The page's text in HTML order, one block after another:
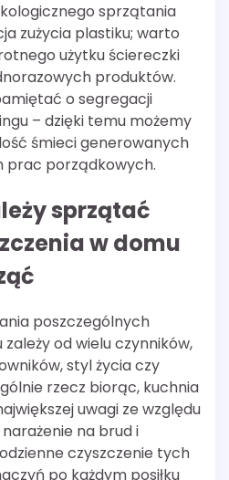
sprzątania
zużycia plastiku; warto
użytku ściereczki
produktów.
o segregacji
– dzięki temu możemy
śmieci generowanych
prac porządkowych.
sprzątać
w domu
poszczególnych
od wielu czynników,
styl życia czy
rzecz biorąc, kuchnia
uwagi ze względu
na brud i
czyszczenie tych
po każdym posiłku